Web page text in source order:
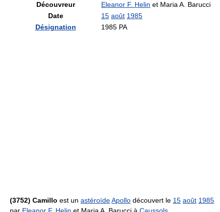
Découvreur
Eleanor F. Helin et Maria A. Barucci
Date
15 août 1985
Désignation
1985 PA
(3752) Camillo est un astéroïdeApollo découvert le 15 août 1985